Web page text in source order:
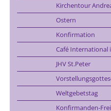
Kirchentour
Ostern
Konfirmation
Café International
JHV St.Peter
Weltgebetstag
Konfirmanden-